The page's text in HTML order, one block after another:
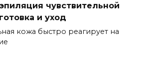
чувствительной
и уход
кожа быстро реагирует на